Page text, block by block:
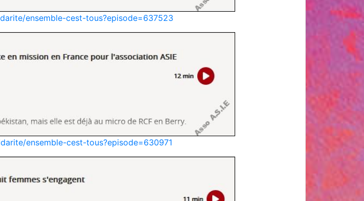
ensemble-cest-tous?episode=637523
ensemble-cest-tous?episode=630971